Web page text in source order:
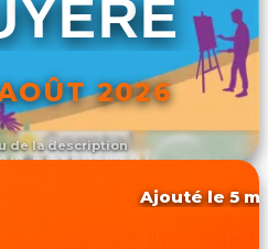
de la description
2026
L'ÉVÉNEMENT
Ajouté le 5